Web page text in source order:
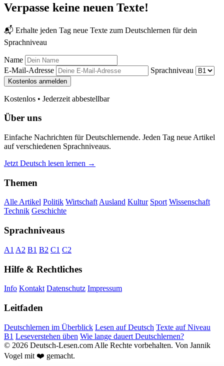
Verpasse keine neuen Texte!
📬 Erhalte jeden Tag neue Texte zum Deutschlernen für dein
Sprachniveau
Name
E-Mail-Adresse
Sprachniveau
Kostenlos anmelden
Kostenlos • Jederzeit abbestellbar
Über uns
Einfache Nachrichten für Deutschlernende. Jeden Tag neue Artikel
auf verschiedenen Sprachniveaus.
Jetzt Deutsch lesen lernen →
Themen
Alle Artikel Politik WirtschaftAusland Kultur Sport Wissenschaft
Technik Geschichte
Sprachniveaus
A1 A2 B1 B2 C1 C2
Hilfe & Rechtliches
Info Kontakt Datenschutz Impressum
Leitfaden
Deutschlernen im Überblick Lesen auf Deutsch Texte auf Niveau
B1 Leseverstehen üben Wie lange dauert Deutschlernen?
© 2026 Deutsch-Lesen.com Alle Rechte vorbehalten. Von Jannik
Vogel mit ❤️ gemacht.